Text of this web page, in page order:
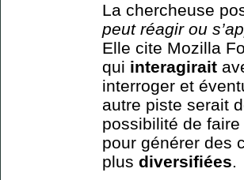
La chercheuse
peut réagir ou
Elle cite Mozilla
qui interagirait
interroger et
autre piste serait
possibilité de faire
pour générer des
plus diversifiées.